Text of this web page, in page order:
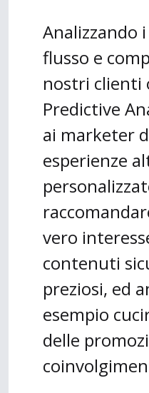
Analizzando
flusso e
nostri clienti
Predictive
ai marketer
esperienze
vero
contenuti
preziosi, ed
esempio
delle